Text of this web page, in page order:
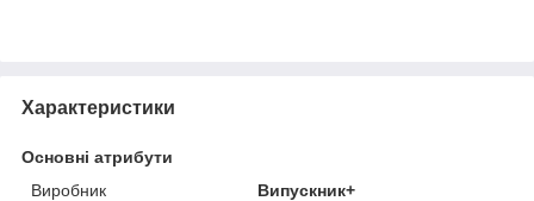
Характеристики
Основні атрибути
Виробник
Випускник+